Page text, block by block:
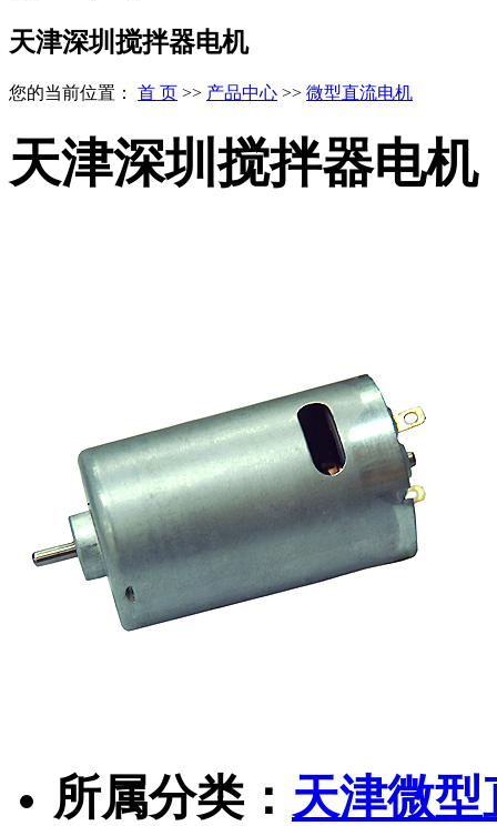
天津深圳搅拌器电机
您的当前位置： 首 页 >> 产品中心 >> 微型直流电机
天津深圳搅拌器电机
所属分类： 天津微